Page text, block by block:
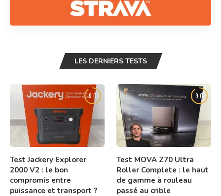
LES DERNIERS TESTS
9.0
Test Jackery Explorer
2000 V2 : le bon
compromis entre
puissance et transport ?
9.0
Test MOVA Z70 Ultra
Roller Complete : le haut
de gamme à rouleau
passé au crible